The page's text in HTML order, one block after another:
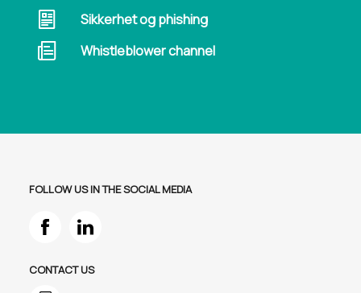
Sikkerhet og phishing
Whistleblower channel
FOLLOW US IN THE SOCIAL MEDIA
CONTACT US